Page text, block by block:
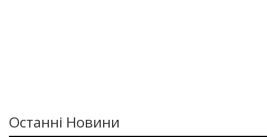
Останні Новини